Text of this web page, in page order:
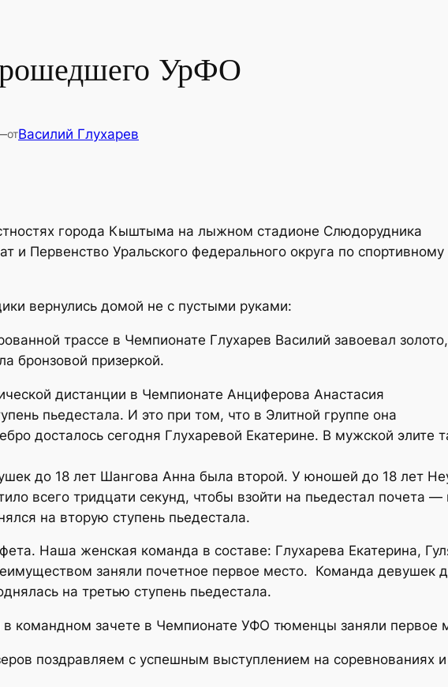
УрФО
отВасилий Глухарев
города Кыштыма на лыжном стадионе Слюдорудника
и Первенство Уральского федерального округа по спортивному
вернулись домой не с пустыми руками:
трассе в Чемпионате Глухарев Василий завоевал золото,
бронзовой призеркой.
дистанции в Чемпионате Анциферова Анастасия
пьедестала. И это при том, что в Элитной группе она
досталось сегодня Глухаревой Екатерине. В мужской элите
до 18 лет Шангова Анна была второй. У юношей до 18 лет
всего тридцати секунд, чтобы взойти на пьедестал почета
на вторую ступень пьедестала.
Наша женская команда в составе: Глухарева Екатерина,
заняли почетное первое место. Команда девушек
на третью ступень пьедестала.
в командном зачете в Чемпионате УФО тюменцы заняли первое
поздравляем с успешным выступлением на соревнованиях